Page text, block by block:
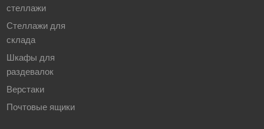
стеллажи
Стеллажи для
склада
Шкафы для
раздевалок
Верстаки
Почтовые ящики